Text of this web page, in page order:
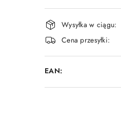
Dostępność
i
dostawa
Wysyłka w ciągu:
Cena przesyłki:
EAN: